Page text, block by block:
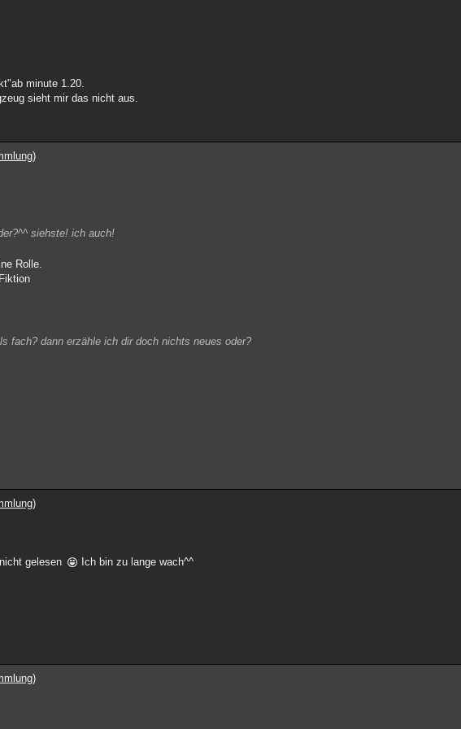
minute 1.20.
sieht mir das nicht aus.
siehste! ich auch!
Rolle.
fach? dann erzähle ich dir doch nichts neues oder?
gelesen Ich bin zu lange wach^^